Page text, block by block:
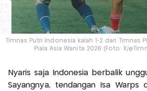
Timnas Putri Indonesia kalah 1-2 dari Timnas
Piala Asia Wanita 2026 (Foto: X/
Nyaris saja Indonesia berbalik
Sayangnya, tendangan Isa Warps